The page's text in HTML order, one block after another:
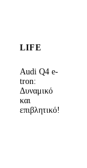
LIFE
Audi Q4 e-
tron:
Δυναμικό
και
επιβλητικό!